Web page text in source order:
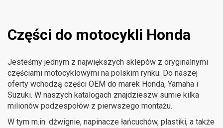
Części do motocykli Honda
Jesteśmy jednym z największych sklepów z oryginalnymi
częściami motocyklowymi na polskim rynku. Do naszej
oferty wchodzą części OEM do marek Honda, Yamaha i
Suzuki. W naszych katalogach znajdzieszw sumie kilka
milionów podzespołów z pierwszego montażu.
W tym m.in. dźwignie, napinacze łańcuchów, plastiki, a także